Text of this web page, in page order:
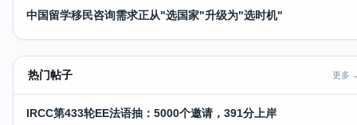
中国留学移民咨询需求正从"选国家"升级为"选时机"
热门帖子 更多
IRCC第433轮EE法语抽：5000个邀请，391分上岸